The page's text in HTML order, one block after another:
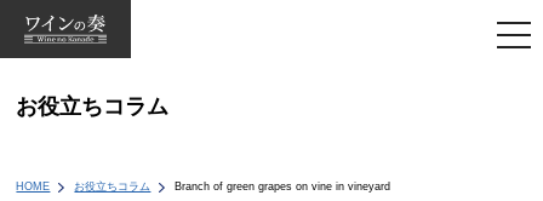
お役立ちコラム
HOME お役立ちコラム Branch of green grapes on vine in vineyard